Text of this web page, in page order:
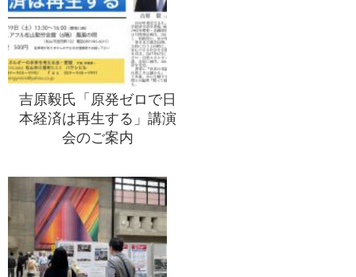
吉原毅氏「原発ゼロで日
本経済は再生する」講演
会のご案内